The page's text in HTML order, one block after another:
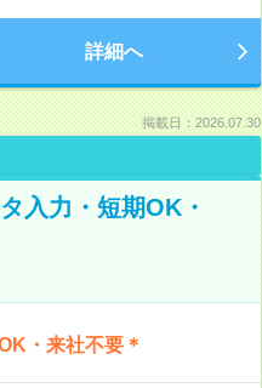
詳細へ
掲載日：2026.07.30
入力・短期OK・
・来社不要＊